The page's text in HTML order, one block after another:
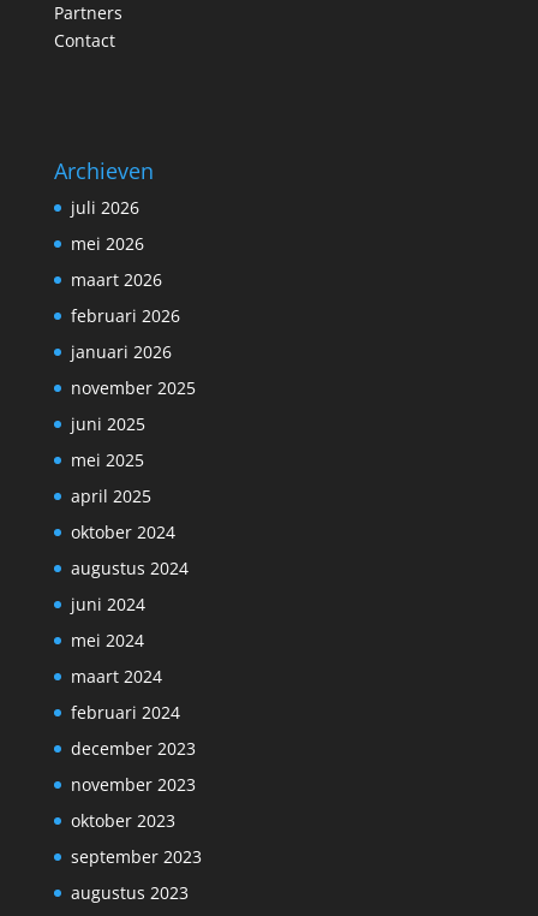
Partners
Contact
Archieven
juli 2026
mei 2026
maart 2026
februari 2026
januari 2026
november 2025
juni 2025
mei 2025
april 2025
oktober 2024
augustus 2024
juni 2024
mei 2024
maart 2024
februari 2024
december 2023
november 2023
oktober 2023
september 2023
augustus 2023